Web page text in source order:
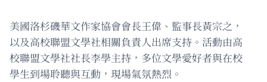
美國洛杉磯華文作家協會會長王偉、監事長黃宗之，
以及高校聯盟文學社相關負責人出席支持。活動由高
校聯盟文學社社長李學主持，多位文學愛好者與在校
學生到場聆聽與互動，現場氣氛熱烈。